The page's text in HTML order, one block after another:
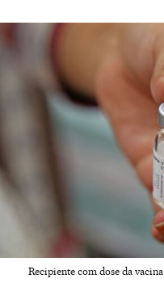
Recipiente com dose da